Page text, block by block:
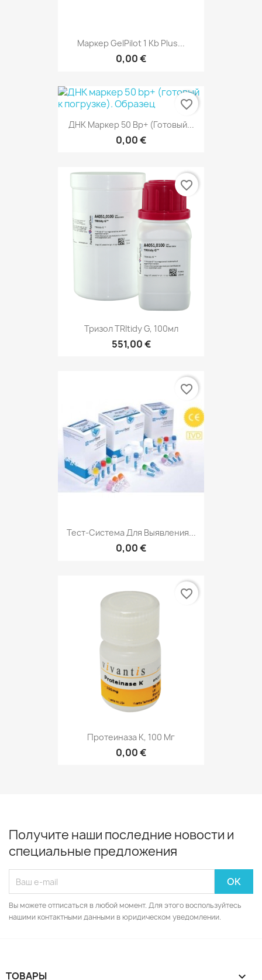
Маркер GelPilot 1 Kb Plus...
0,00 €
ДНК Маркер 50 Bp+ (готовый...
0,00 €
favorite_border
Тризол TRItidy G, 100мл
551,00 €
favorite_border
Тест-Система Для Выявления...
0,00 €
favorite_border
Протеиназа К, 100 Мг
0,00 €
favorite_border
Получите наши последние новости и
специальные предложения
Вы можете отписаться в любой момент. Для этого воспользуйтесь
нашими контактными данными в юридическом уведомлении.
ТОВАРЫ 